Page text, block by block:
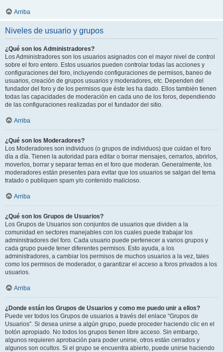
Arriba
Niveles de usuario y grupos
¿Qué son los Administradores?
Los Administradores son los usuarios asignados con el mayor nivel de control
sobre el foro entero. Estos usuarios pueden controlar todas las acciones y
configuraciones del foro, incluyendo configuraciones de permisos, baneo de
usuarios, creación de grupos usuarios y moderadores, etc. Dependen del
fundador del foro y de los permisos que éste les ha dado. Ellos también tienen
todas las capacidades de moderación en cada uno de los foros, dependiendo
de las configuraciones realizadas por el fundador del sitio.
Arriba
¿Qué son los Moderadores?
Los Moderadores son individuos (o grupos de individuos) que cuidan el foro
día a día. Tienen la autoridad para editar o borrar mensajes, cerrarlos, abrirlos,
moverlos, borrar y separar temas en el foro que moderan. Generalmente, los
moderadores están presentes para evitar que los usuarios se salgan del tema
tratado o publiquen spam y/o contenido malicioso.
Arriba
¿Qué son los Grupos de Usuarios?
Los Grupos de Usuarios son conjuntos de usuarios que dividen a la
comunidad en sectores manejables con los cuales puede trabajar los
administradores del foro. Cada usuario puede pertenecer a varios grupos y
cada grupo puede tener diferentes permisos. Esto ayuda, a los
administradores, a cambiar los permisos de muchos usuarios a la vez, tales
como los permisos de moderador, o garantizar el acceso a foros privados a los
usuarios.
Arriba
¿Donde están los Grupos de Usuarios y como me puedo unir a ellos?
Puede ver todos los Grupos de usuarios a través del enlace “Grupos de
Usuarios”. Si desea unirse a algún grupo, puede proceder haciendo clic en el
botón apropiado. No todos los grupos tienen libre acceso. Sin embargo,
algunos requieren aprobación para poder unirse, otros están cerrados y
algunos son ocultos. Si el grupo se encuentra abierto, puede unirse haciendo